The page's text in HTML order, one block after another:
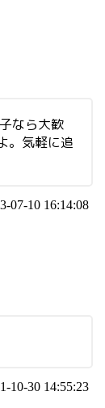
なら大歓
。気軽に追
07-10 16:14:08
10-30 14:55:23